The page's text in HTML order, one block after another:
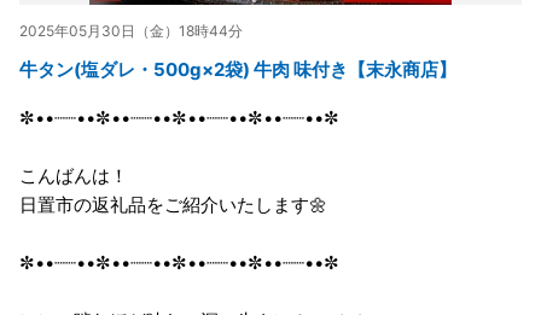
2025年05月30日（金）18時44分
牛タン(塩ダレ・500g×2袋) 牛肉 味付き【末永商店】
✼••┈┈••✼••┈┈••✼••┈┈••✼••┈┈••✼
こんばんは！
日置市の返礼品をご紹介いたします🌼
✼••┈┈••✼••┈┈••✼••┈┈••✼••┈┈••✼